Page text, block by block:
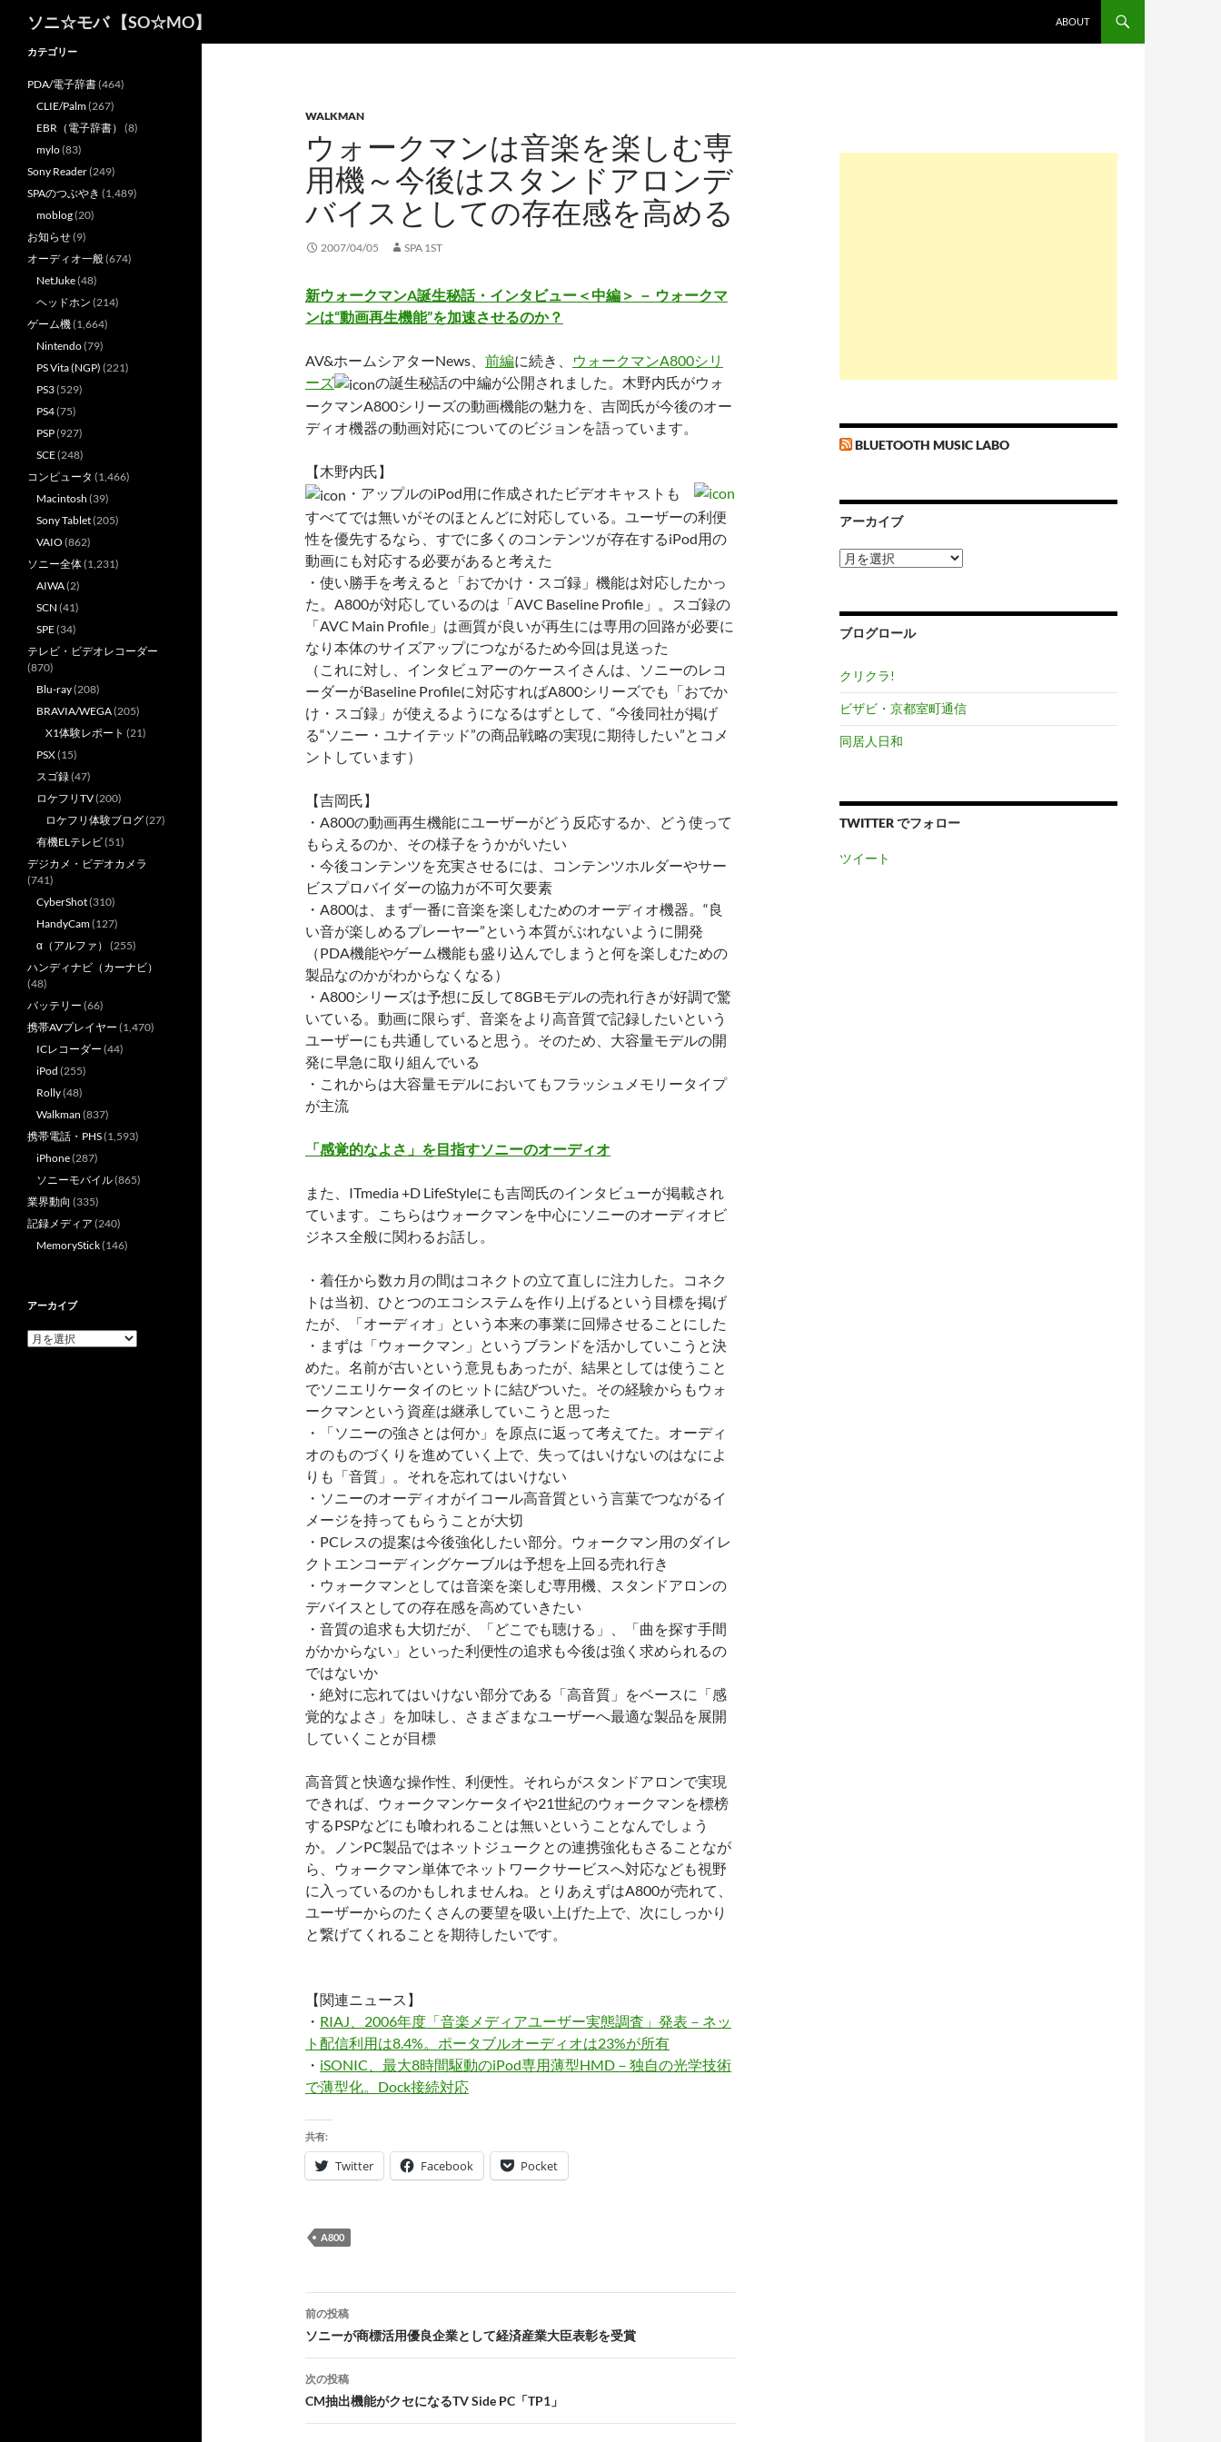
ソニ☆モバ 【SO☆MO】
ABOUT
WALKMAN
ウォークマンは音楽を楽しむ専
用機～今後はスタンドアロンデ
バイスとしての存在感を高める
2007/04/05 SPA 1ST
新ウォークマンA誕生秘話・インタビュー＜中編＞ － ウォークマ
ンは“動画再生機能”を加速させるのか？
AV&ホームシアターNews、 前編に続き、
ウォークマンA800シリ
ーズ
の誕生秘話の中編が公開されました。木野内氏がウォ
ークマンA800シリーズの動画機能の魅力を、吉岡氏が今後のオー
ディオ機器の動画対応についてのビジョンを語っています。
【木野内氏】
・アップルのiPod用に作成されたビデオキャストも
すべてでは無いがそのほとんどに対応している。ユーザーの利便
性を優先するなら、すでに多くのコンテンツが存在するiPod用の
動画にも対応する必要があると考えた
・使い勝手を考えると「おでかけ・スゴ録」機能は対応したかっ
た。A800が対応しているのは「AVC Baseline Profile」。スゴ録の
「AVC Main Profile」は画質が良いが再生には専用の回路が必要に
なり本体のサイズアップにつながるため今回は見送った
（これに対し、インタビュアーのケースイさんは、ソニーのレコ
ーダーがBaseline Profileに対応すればA800シリーズでも「おでか
け・スゴ録」が使えるようになるはずとして、“今後同社が掲げ
る“ソニー・ユナイテッド”の商品戦略の実現に期待したい”とコメ
ントしています）
【吉岡氏】
・A800の動画再生機能にユーザーがどう反応するか、どう使って
もらえるのか、その様子をうかがいたい
・今後コンテンツを充実させるには、コンテンツホルダーやサー
ビスプロバイダーの協力が不可欠要素
・A800は、まず一番に音楽を楽しむためのオーディオ機器。“良
い音が楽しめるプレーヤー”という本質がぶれないように開発
（PDA機能やゲーム機能も盛り込んでしまうと何を楽しむための
製品なのかがわからなくなる）
・A800シリーズは予想に反して8GBモデルの売れ行きが好調で驚
いている。動画に限らず、音楽をより高音質で記録したいという
ユーザーにも共通していると思う。そのため、大容量モデルの開
発に早急に取り組んでいる
・これからは大容量モデルにおいてもフラッシュメモリータイプ
が主流
「感覚的なよさ」を目指すソニーのオーディオ
また、ITmedia +D LifeStyleにも吉岡氏のインタビューが掲載され
ています。こちらはウォークマンを中心にソニーのオーディオビ
ジネス全般に関わるお話し。
・着任から数カ月の間はコネクトの立て直しに注力した。コネク
トは当初、ひとつのエコシステムを作り上げるという目標を掲げ
たが、「オーディオ」という本来の事業に回帰させることにした
・まずは「ウォークマン」というブランドを活かしていこうと決
めた。名前が古いという意見もあったが、結果としては使うこと
でソニエリケータイのヒットに結びついた。その経験からもウォ
ークマンという資産は継承していこうと思った
・「ソニーの強さとは何か」を原点に返って考えてた。オーディ
オのものづくりを進めていく上で、失ってはいけないのはなによ
りも「音質」。それを忘れてはいけない
・ソニーのオーディオがイコール高音質という言葉でつながるイ
メージを持ってもらうことが大切
・PCレスの提案は今後強化したい部分。ウォークマン用のダイレ
クトエンコーディングケーブルは予想を上回る売れ行き
・ウォークマンとしては音楽を楽しむ専用機、スタンドアロンの
デバイスとしての存在感を高めていきたい
・音質の追求も大切だが、「どこでも聴ける」、「曲を探す手間
がかからない」といった利便性の追求も今後は強く求められるの
ではないか
・絶対に忘れてはいけない部分である「高音質」をベースに「感
覚的なよさ」を加味し、さまざまなユーザーへ最適な製品を展開
していくことが目標
高音質と快適な操作性、利便性。それらがスタンドアロンで実現
できれば、ウォークマンケータイや21世紀のウォークマンを標榜
するPSPなどにも喰われることは無いということなんでしょう
か。ノンPC製品ではネットジュークとの連携強化もさることなが
ら、ウォークマン単体でネットワークサービスへ対応なども視野
に入っているのかもしれませんね。とりあえずはA800が売れて、
ユーザーからのたくさんの要望を吸い上げた上で、次にしっかり
と繋げてくれることを期待したいです。
【関連ニュース】
・ RIAJ、2006年度「音楽メディアユーザー実態調査」発表－ネッ
ト配信利用は8.4%。ポータブルオーディオは23%が所有
・ iSONIC、最大8時間駆動のiPod専用薄型HMD－独自の光学技術
で薄型化。Dock接続対応
共有:
Twitter Facebook Pocket
A800
投
稿
ナ
ビ
ゲ
前の投稿
ソニーが商標活用優良企業として経済産業大臣表彰を受賞
次の投稿
CM抽出機能がクセになるTV Side PC「TP1」
BLUETOOTH MUSIC LABO
アーカイブ
ア
ー
ブ
ブログロール
クリクラ!
ビザビ・京都室町通信
同居人日和
TWITTER でフォロー
ツイート
カテゴリー
PDA/電子辞書(464)
CLIE/Palm(267)
EBR（電子辞書） (8)
mylo(83)
Sony Reader(249)
SPAのつぶやき (1,489)
moblog(20)
お知らせ(9)
オーディオ一般(674)
NetJuke(48)
ヘッドホン (214)
ゲーム機(1,664)
Nintendo(79)
PS Vita (NGP) (221)
PS3(529)
PS4(75)
PSP(927)
SCE(248)
コンピュータ (1,466)
Macintosh (39)
Sony Tablet(205)
VAIO (862)
ソニー全体(1,231)
AIWA(2)
SCN (41)
SPE(34)
テレビ・ビデオレコーダー
(870)
Blu-ray(208)
BRAVIA/WEGA(205)
X1体験レポート (21)
PSX(15)
スゴ録(47)
ロケフリTV(200)
ロケフリ体験ブログ(27)
有機ELテレビ(51)
デジカメ・ビデオカメラ
(741)
CyberShot(310)
HandyCam(127)
α（アルファ） (255)
ハンディナビ（カーナビ）
(48)
バッテリー (66)
携帯AVプレイヤー (1,470)
ICレコーダー (44)
iPod (255)
Rolly(48)
Walkman (837)
携帯電話・PHS(1,593)
iPhone(287)
ソニーモバイル(865)
業界動向 (335)
記録メディア (240)
MemoryStick(146)
アーカイブ
ア